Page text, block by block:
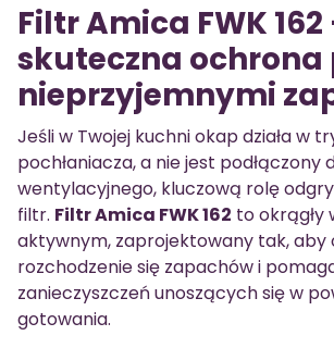
Filtr Amica FWK 162
skuteczna ochrona
nieprzyjemnymi
Jeśli w Twojej kuchni okap działa w
pochłaniacza, a nie jest podłączony
wentylacyjnego, kluczową rolę
filtr. Filtr Amica FWK 162 to okrągły
aktywnym, zaprojektowany tak, aby
rozchodzenie się zapachów i
zanieczyszczeń unoszących się w
gotowania.